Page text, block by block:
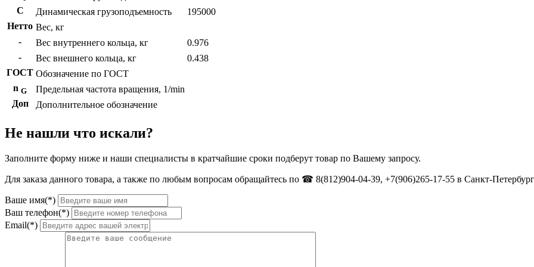
C
Динамическая грузоподъемность
195000
Нетто Вес, кг
-
Вес внутреннего кольца, кг
0.976
-
Вес внешнего кольца, кг
0.438
ГОСТ Обозначение по ГОСТ
n G
Предельная частота вращения, 1/min
Доп
Дополнительное обозначение
Не нашли что искали?
Заполните форму ниже и наши специалисты в кратчайшие сроки подберут товар по Вашему запросу.
Для заказа данного товара, а также по любым вопросам обращайтесь по ☎ 8(812)904-04-39, +7(906)265-17-55 в Санкт-
Ваше имя(*)
Ваш телефон(*)
Email(*)